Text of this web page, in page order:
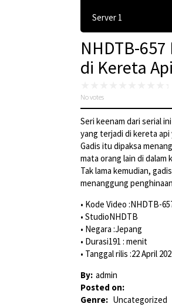
Server 1
NHDTB-
di Kereta
No votes
Seri keenam dari serial
yang terjadi di kereta
Gadis itu dipaksa
mata orang lain di dalam
Tak lama kemudian,
menanggung
• Kode Video :NHDTB-
• StudioNHDTB
• Negara :Jepang
• Durasi191 : menit
• Tanggal rilis :22 April
By: admin
Posted on:
Genre: Uncategorized